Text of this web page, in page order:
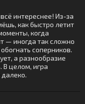
интереснее! Из-за
как быстро летит
когда
— иногда так сложно
соперников.
а разнообразие
В целом, игра